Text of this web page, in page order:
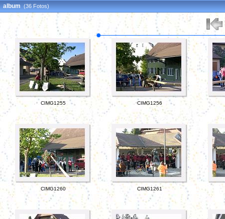
album (36 Fotos)
CIMG1255 CIMG1256
CIMG1260 CIMG1261